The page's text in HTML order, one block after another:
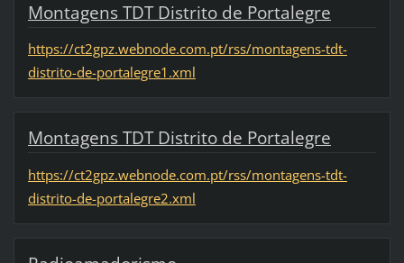
Montagens TDT Distrito de Portalegre
https://ct2gpz.webnode.com.pt/rss/montagens-tdt-
distrito-de-portalegre1.xml
Montagens TDT Distrito de Portalegre
https://ct2gpz.webnode.com.pt/rss/montagens-tdt-
distrito-de-portalegre2.xml